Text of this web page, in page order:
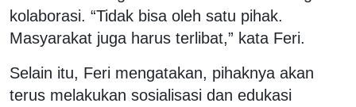
kolaborasi. “Tidak bisa oleh satu pihak.
Masyarakat juga harus terlibat,” kata Feri.
Selain itu, Feri mengatakan, pihaknya akan
terus melakukan sosialisasi dan edukasi